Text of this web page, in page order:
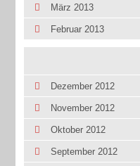
März 2013
Februar 2013
Dezember 2012
November 2012
Oktober 2012
September 2012